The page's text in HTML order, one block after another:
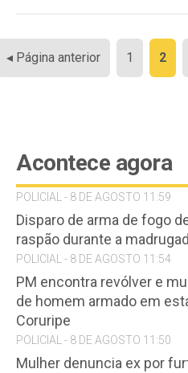
Paginação
de
◂ Página anterior 1 2
Acontece agora
POLICIAL - 8 DE AGOSTO 11:59
Disparo de arma de fogo
raspão durante a
POLICIAL - 8 DE AGOSTO 11:54
PM encontra revólver e
de homem armado em
Coruripe
POLICIAL - 8 DE AGOSTO 11:50
Mulher denuncia ex por